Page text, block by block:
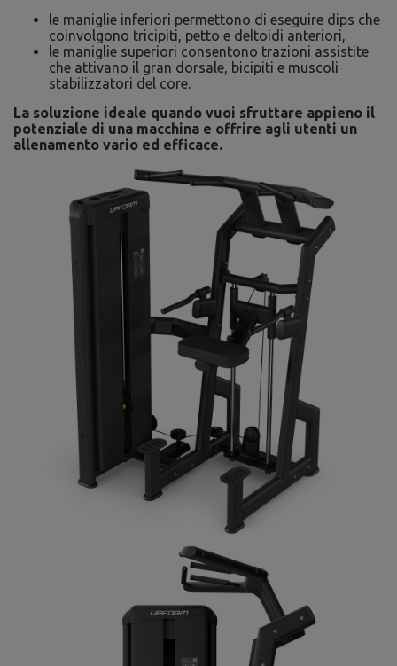
le maniglie inferiori permettono di eseguire dips che
coinvolgono tricipiti, petto e deltoidi anteriori,
le maniglie superiori consentono trazioni assistite
che attivano il gran dorsale, bicipiti e muscoli
stabilizzatori del core.
La soluzione ideale quando vuoi sfruttare appieno il
potenziale di una macchina e offrire agli utenti un
allenamento vario ed efficace.